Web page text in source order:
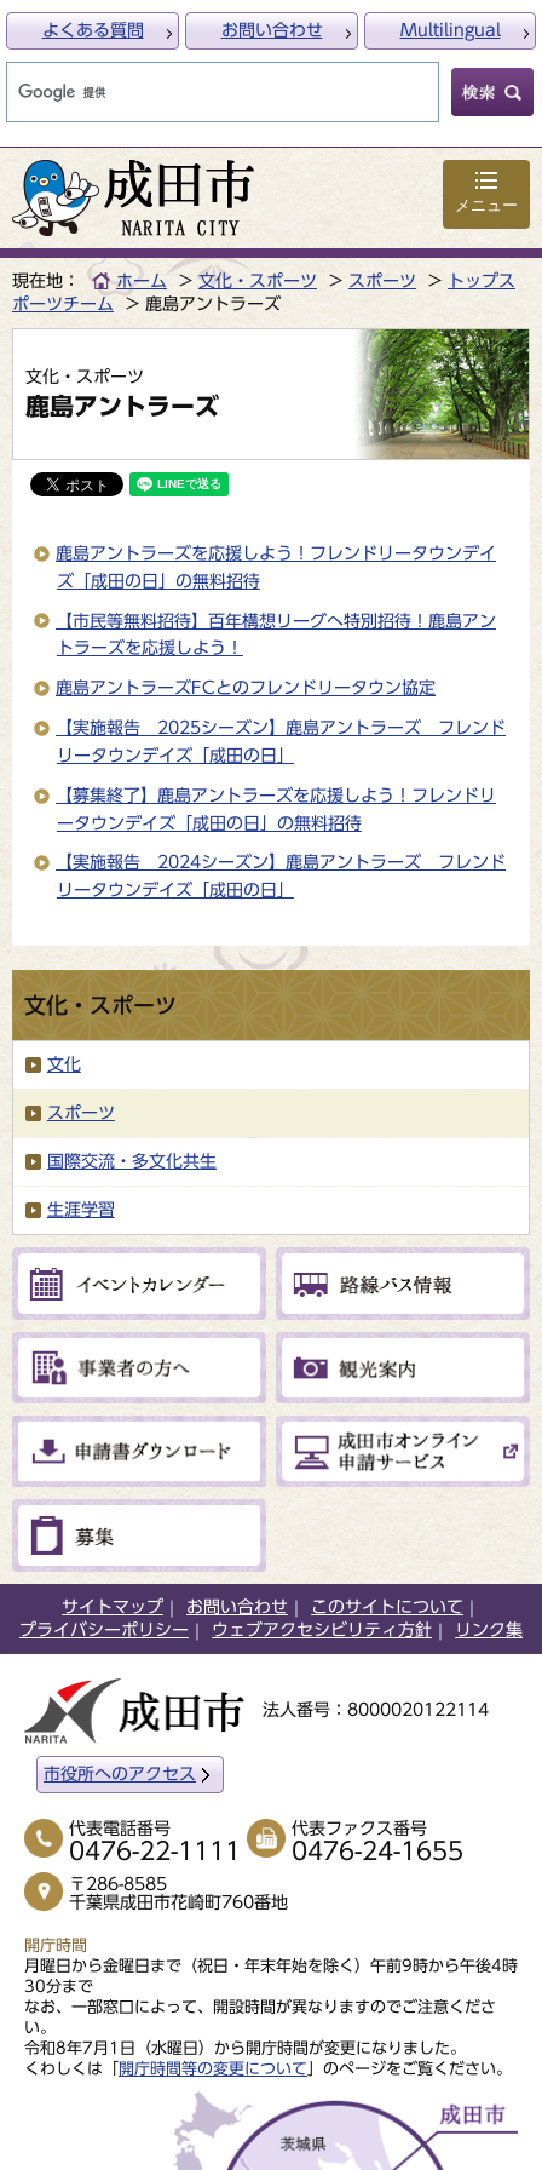
メニュー
よくある質問 お問い合わせ Multilingual
現在地： ホーム 文化・スポーツ スポーツ
トップス
ポーツチーム
鹿島アントラーズ
文化・スポーツ
鹿島アントラーズ
鹿島アントラーズを応援しよう！フレンドリータウンデイ
ズ「成田の日」の無料招待
【市民等無料招待】百年構想リーグへ特別招待！鹿島アン
トラーズを応援しよう！
鹿島アントラーズFCとのフレンドリータウン協定
【実施報告 2025シーズン】鹿島アントラーズ フレンド
リータウンデイズ「成田の日」
【募集終了】鹿島アントラーズを応援しよう！フレンドリ
ータウンデイズ「成田の日」の無料招待
【実施報告 2024シーズン】鹿島アントラーズ フレンド
リータウンデイズ「成田の日」
文化・スポーツ
文化
スポーツ
国際交流・多文化共生
生涯学習
サイトマップ お問い合わせ
このサイトについて
プライバシーポリシー
ウェブアクセシビリティ方針 リンク集
法人番号：8000020122114
市役所へのアクセス
代表電話番号
0476-22-1111
代表ファクス番号
0476-24-1655
〒286-8585
千葉県成田市花崎町760番地
開庁時間
月曜日から金曜日まで（祝日・年末年始を除く）午前9時から午後4時
30分まで
なお、一部窓口によって、開設時間が異なりますのでご注意くださ
い。
令和8年7月1日（水曜日）から開庁時間が変更になりました。
くわしくは「
開庁時間等の変更について 」のページをご覧ください。